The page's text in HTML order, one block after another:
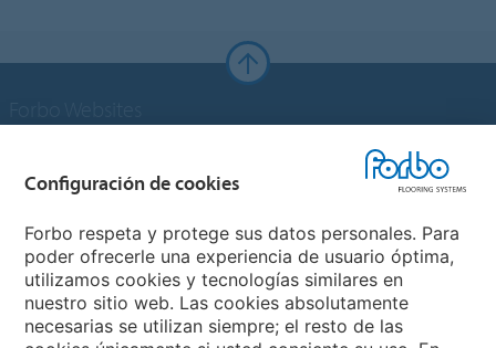
Forbo Flooring Systems
Forbo Movement Systems
Configuración de cookies
Forbo respeta y protege sus datos personales. Para
poder ofrecerle una experiencia de usuario óptima,
utilizamos cookies y tecnologías similares en
nuestro sitio web. Las cookies absolutamente
necesarias se utilizan siempre; el resto de las